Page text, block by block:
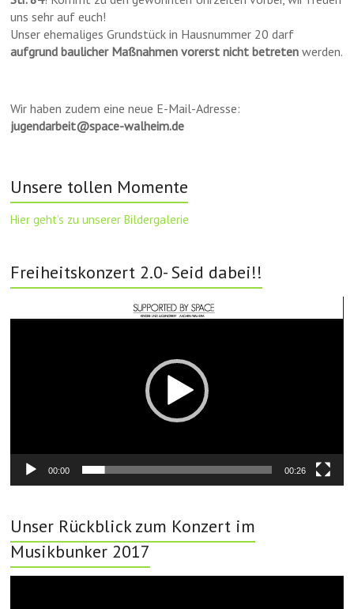
uns sehr auf euch!
Unser ehemaliges Grundstück in Hausnummer 20 darf
aufgrund baulicher Maßnahmen vorerst nicht betreten werden.
Wir haben zudem eine neue E-Mail-Adresse:
jugendarbeit@space-walheim.de
Unsere tollen Momente
Hier geht’s zu unserer Bildergalerie
Freiheitskonzert 2.0- Seid dabei!!
Player
00:00 00:26
Unser Rückblick zum Konzert im
Musikbunker 2017